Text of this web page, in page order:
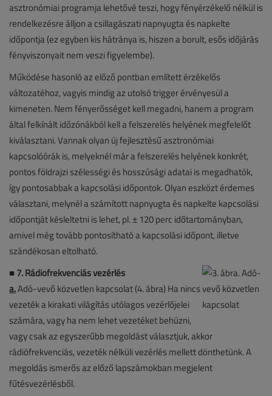
asztronómiai programja lehetővé teszi, hogy fényérzékelő nélkül is
rendelkezésre álljon a csillagászati napnyugta és napkelte
időpontja (ez egyben kis hátránya is, hiszen a borult, esős időjárás
fényviszonyait nem veszi figyelembe).
Működése hasonló az előző pontban említett érzékelős
változatéhoz, vagyis mindig az utolsó trigger érvényesül a
kimeneten. Nem fényerősséget kell megadni, hanem a program
által felkínált időzónákból kell a felszerelés helyének megfelelőt
kiválasztani. Vannak olyan új fejlesztésű asztronómiai
kapcsolóórák is, melyeknél már a felszerelés helyének konkrét,
pontos földrajzi szélességi és hosszúsági adatai is megadhatók,
így pontosabbak a kapcsolási időpontok. Olyan eszközt érdemes
választani, melynél a számított napnyugta és napkelte kapcsolási
időpontját késleltetni is lehet, pl. ± 120 perc időtartományban,
amivel még tovább pontosítható a kapcsolási időpont, illetve
szándékosan eltolható.
■ 7. Rádiófrekvenciás vezérlés
a.Adó-vevő közvetlen kapcsolat (4. ábra) Ha nincs
vezeték a kirakati világítás utólagos vezérlőjelei
számára, vagy ha nem lehet vezetéket behúzni,
vagy csak az egyszerűbb megoldást választjuk, akkor
rádiófrekvenciás, vezeték nélküli vezérlés mellett dönthetünk. A
megoldás ismerős az előző lapszámokban megjelent
fűtésvezérlésből.